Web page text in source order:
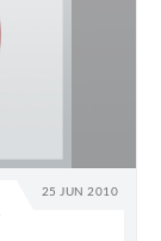
25 JUN 2010